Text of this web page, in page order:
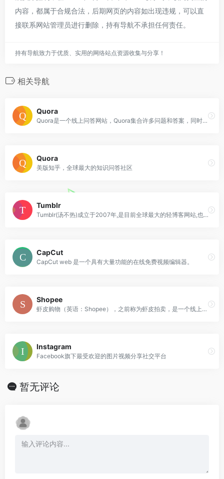
内容，都属于合规合法，后期网页的内容如出现违规，可以直
接联系网站管理员进行删除，持有导航不承担任何责任。
持有导航致力于优质、实用的网络站点资源收集与分享！
相关导航
Quora
Quora是一个线上问答网站，Quora集合许多问题和答案，同时容许使用者协同编辑问题和答案。
Quora
美版知乎，全球最大的知识问答社区
Tumblr
Tumblr(汤不热)成立于2007年,是目前全球最大的轻博客网站,也是轻博客网站的始祖。
CapCut
CapCut web 是一个具有大量功能的在线免费视频编辑器。
Shopee
虾皮购物（英语：Shopee），之前称为虾皮拍卖，是一个线上电子商务平台。
Instagram
Facebook旗下最受欢迎的图片视频分享社交平台
暂无评论